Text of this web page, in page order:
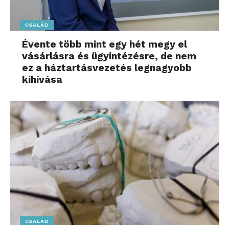
CSALÁD
Évente több mint egy hét megy el
vásárlásra és ügyintézésre, de nem
ez a háztartásvezetés legnagyobb
kihívása
CSALÁD